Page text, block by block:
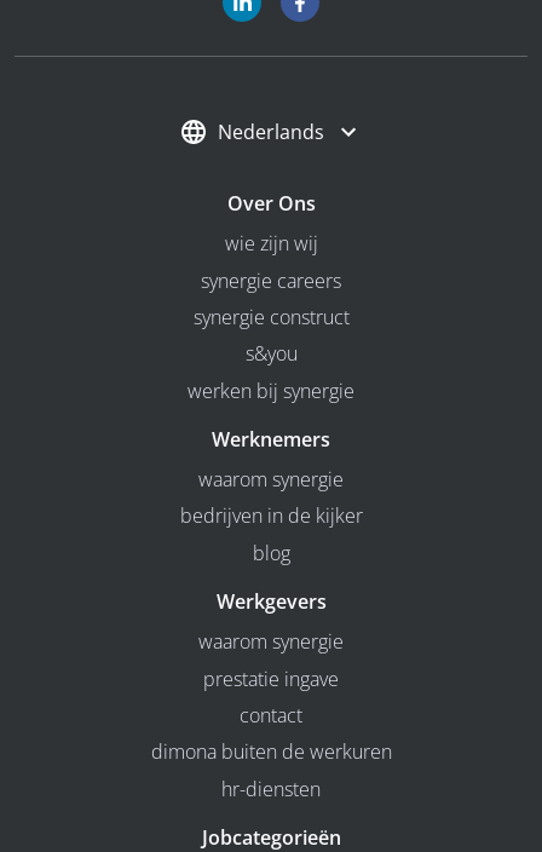
Nederlands
Over Ons
wie zijn wij
synergie careers
synergie construct
s&you
werken bij synergie
Werknemers
waarom synergie
bedrijven in de kijker
blog
Werkgevers
waarom synergie
prestatie ingave
contact
dimona buiten de werkuren
hr-diensten
Jobcategorieën